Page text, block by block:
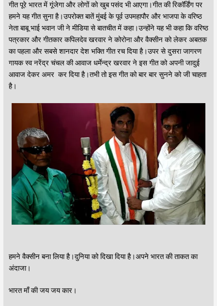
गीत पूरे भारत में गूंजेगा और लोगों को खुब पसंद भी आएगा।गीत की रिकॉर्डिंग पर
हमने यह गीत सुना है।उपरोक्त बातें मुंबई के पूर्व उपमहापौर और भाजपा के वरिष्ठ
नेता बाबू भाई भवान जी ने मीडिया से बातचीत में कहा।उन्होंने यह भी कहा कि वरिष्ठ
पत्रकार और गीतकार कपिलदेव खरवार ने कोरोना और वैक्सीन को लेकर अबतक
का पहला और सबसे शानदार देश भक्ति गीत रच दिया है।उपर से दुसरा जागरण
गायक स्व नरेंद्र चंचल की आवाज धर्मेन्द्र खरवार ने इस गीत को अपनी जादुई
आवाज देकर अमर कर दिया है।तभी तो इस गीत को बार बार सुनने को जी चाहता
है।
हमने वैक्सीन बना लिया है।दुनिया को दिखा दिया है।अपने भारत की ताकत का
अंदाजा।
भारत माँ की जय जय कार।